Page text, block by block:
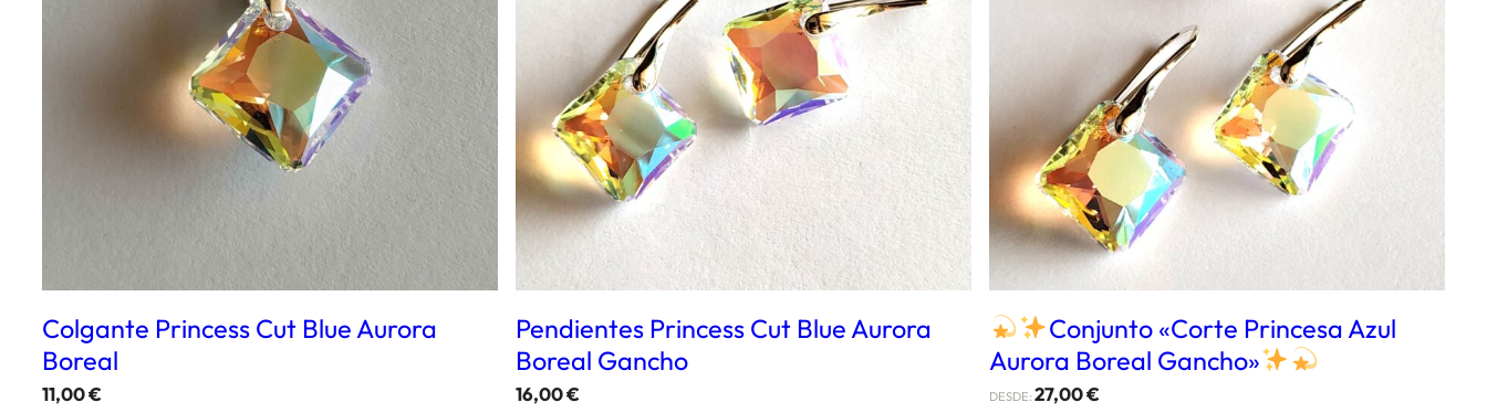
Colgante Princess Cut Blue Aurora
Boreal
11,00€
Pendientes Princess Cut Blue Aurora
Boreal Gancho
16,00€
Conjunto «Corte Princesa Azul
Aurora Boreal Gancho»
DESDE: 27,00€